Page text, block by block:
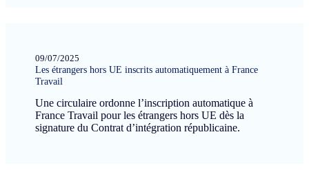
09/07/2025
Les étrangers hors UE inscrits automatiquement à France
Travail
Une circulaire ordonne l’inscription automatique à
France Travail pour les étrangers hors UE dès la
signature du Contrat d’intégration républicaine.